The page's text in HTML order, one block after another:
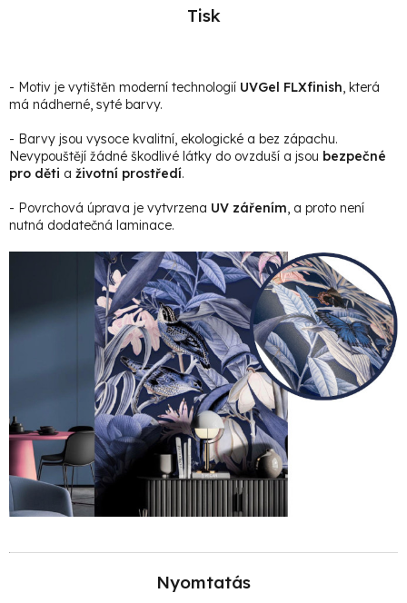
Tisk
- Motiv je vytištěn moderní technologií UVGel FLXfinish, která
má nádherné, syté barvy.
- Barvy jsou vysoce kvalitní, ekologické a bez zápachu.
Nevypouštějí žádné škodlivé látky do ovzduší a jsou bezpečné
pro děti a životní prostředí.
- Povrchová úprava je vytvrzena UV zářením, a proto není
nutná dodatečná laminace.
Nyomtatás